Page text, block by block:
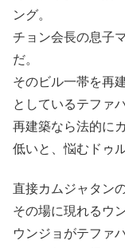
ング。
チョン会長の息子
だ。
そのビル一帯を再
としているテファ
再建築なら法的に
低いと、悩むドゥル
直接カムジャタン
その場に現れるウ
ウンジョがテファ